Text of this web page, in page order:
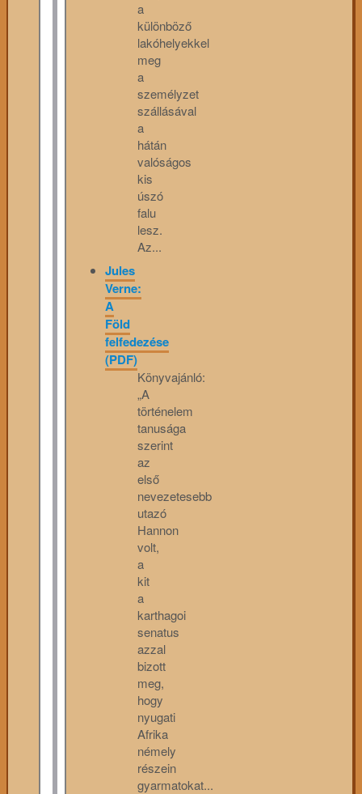
a
különböző
lakóhelyekkel
meg
a
személyzet
szállásával
a
hátán
valóságos
kis
úszó
falu
lesz.
Az...
Jules
Verne:
A
Föld
felfedezése
(PDF)
Könyvajánló:
„A
történelem
tanusága
szerint
az
első
nevezetesebb
utazó
Hannon
volt,
a
kit
a
karthagoi
senatus
azzal
bizott
meg,
hogy
nyugati
Afrika
némely
részein
gyarmatokat...